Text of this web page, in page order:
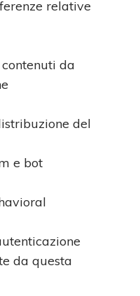
relative
da
del
e bot
da questa